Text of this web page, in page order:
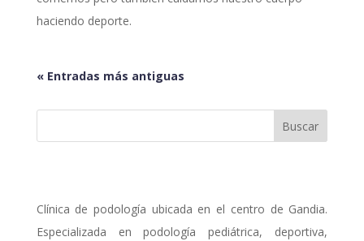
haciendo deporte.
« Entradas más antiguas
Clínica de podología ubicada en el centro de Gandia.
Especializada en podología pediátrica, deportiva,